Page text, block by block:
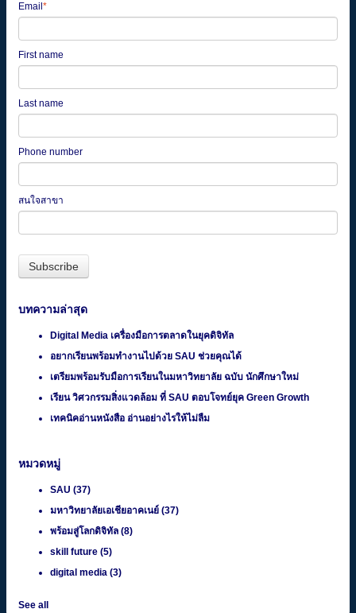
Email *
First name
Last name
Phone number
สนใจสาขา
บทความล่าสุด
Digital Media เครื่องมือการตลาดในยุคดิจิทัล
อยากเรียนพร้อมทำงานไปด้วย SAU ช่วยคุณได้
เตรียมพร้อมรับมือการเรียนในมหาวิทยาลัย ฉบับ นักศึกษาใหม่
เรียน วิศวกรรมสิ่งแวดล้อม ที่ SAU ตอบโจทย์ยุค Green Growth
เทคนิคอ่านหนังสือ อ่านอย่างไรให้ไม่ลืม
หมวดหมู่
SAU (37)
มหาวิทยาลัยเอเชียอาคเนย์ (37)
พร้อมสู่โลกดิจิทัล (8)
skill future (5)
digital media (3)
See all